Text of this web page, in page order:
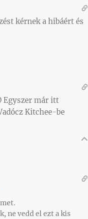
kérnek a hibáért és
Egyszer már itt
Kitchee-be
ne vedd el ezt a kis